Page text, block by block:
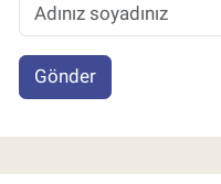
Gönder